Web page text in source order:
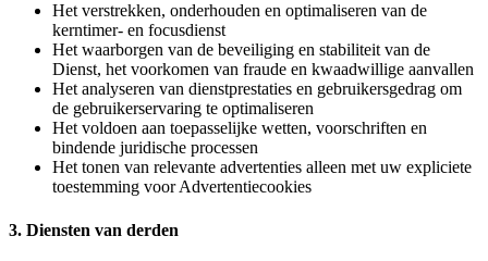
Het verstrekken, onderhouden en optimaliseren van de
kerntimer- en focusdienst
Het waarborgen van de beveiliging en stabiliteit van de
Dienst, het voorkomen van fraude en kwaadwillige aanvallen
Het analyseren van dienstprestaties en gebruikersgedrag om
de gebruikerservaring te optimaliseren
Het voldoen aan toepasselijke wetten, voorschriften en
bindende juridische processen
Het tonen van relevante advertenties alleen met uw expliciete
toestemming voor Advertentiecookies
3. Diensten van derden